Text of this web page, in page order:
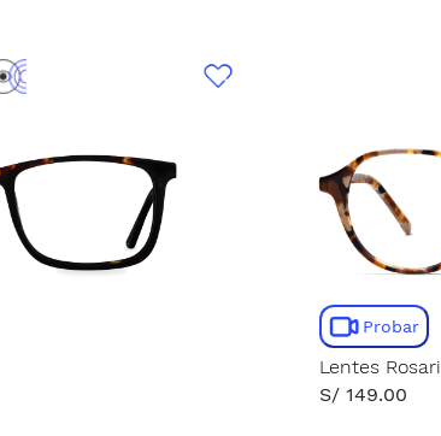
Probar
Lentes
S/ 149.00